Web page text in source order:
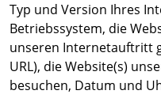
Typ und Version Ihres
Betriebssystem, die
unseren Internetauftritt
URL), die Website(s)
besuchen, Datum und